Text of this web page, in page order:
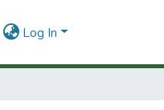
Log In